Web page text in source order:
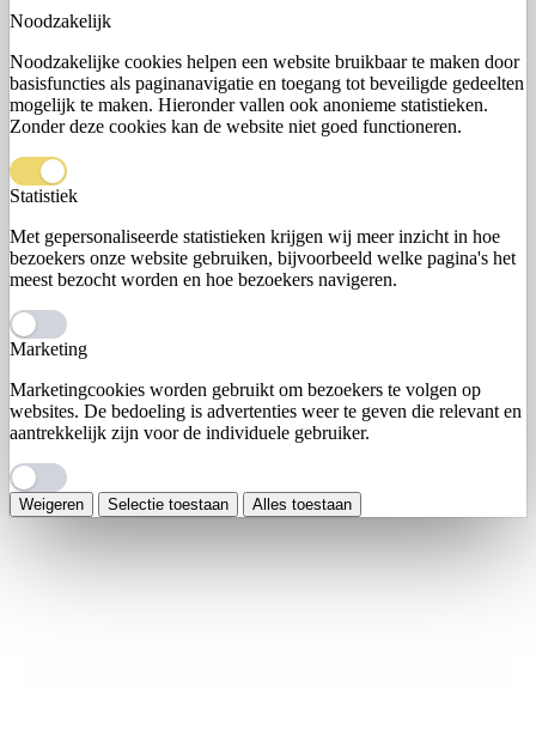
Noodzakelijk
Noodzakelijke cookies helpen een website bruikbaar te maken door
basisfuncties als paginanavigatie en toegang tot beveiligde gedeelten
mogelijk te maken. Hieronder vallen ook anonieme statistieken.
Zonder deze cookies kan de website niet goed functioneren.
Statistiek
Met gepersonaliseerde statistieken krijgen wij meer inzicht in hoe
bezoekers onze website gebruiken, bijvoorbeeld welke pagina's het
meest bezocht worden en hoe bezoekers navigeren.
Marketing
Marketingcookies worden gebruikt om bezoekers te volgen op
websites. De bedoeling is advertenties weer te geven die relevant en
aantrekkelijk zijn voor de individuele gebruiker.
Weigeren Selectie toestaan Alles toestaan